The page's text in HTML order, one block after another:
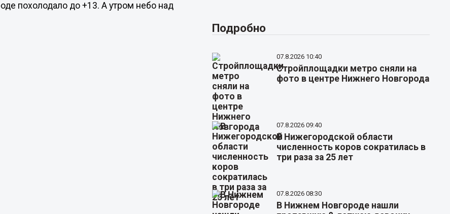
похолодало до +13. А утром небо над
Подробно
07.8.2026 10:40
Стройплощадки метро сняли на
фото в центре Нижнего Новгорода
07.8.2026 09:40
В Нижегородской области
численность коров сократилась в
три раза за 25 лет
07.8.2026 08:30
В Нижнем Новгороде нашли